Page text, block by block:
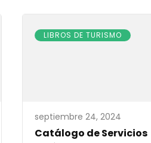
LIBROS DE TURISMO
septiembre 24, 2024
Catálogo de Servicios